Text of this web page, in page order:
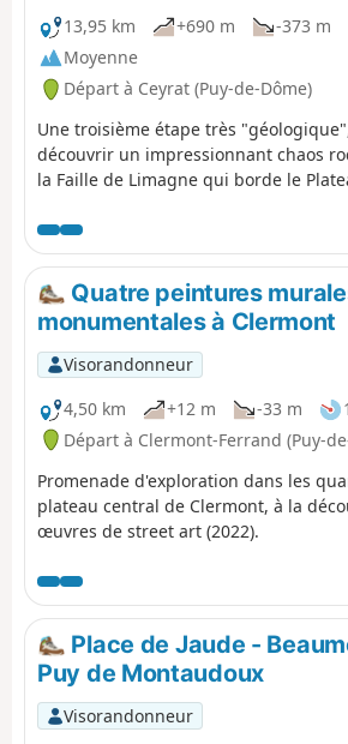
13,95 km
+690 m -373 m
Moyenne
Départ à Ceyrat (Puy-de-Dôme)
Une troisième étape très
découvrir un impressionnant chaos
la Faille de Limagne qui borde le
de poursuivre la découverte de Ceyrat
son deuxième bourg ancien,
Quatre peintures
monumentales à Clermont
Visorandonneur
4,50 km
+12 m -33 m
Départ à Clermont-Ferrand (Puy-
Promenade d'exploration dans les
plateau central de Clermont, à la
œuvres de street art (2022).
Place de Jaude -
Puy de Montaudoux
Visorandonneur